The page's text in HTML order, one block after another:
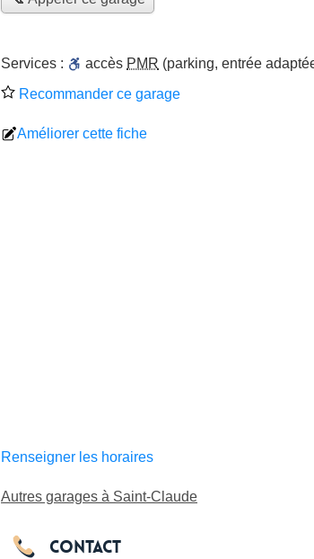
Services : accès PMR (parking, entrée
Recommander ce garage
Améliorer cette fiche
Renseigner les horaires
Autres garages à Saint-Claude
Contact